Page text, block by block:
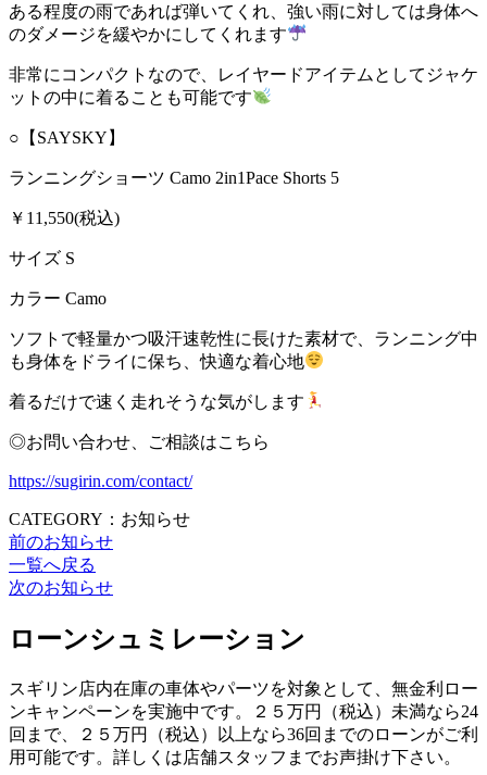
ある程度の雨であれば弾いてくれ、強い雨に対しては身体へ
のダメージを緩やかにしてくれます
非常にコンパクトなので、レイヤードアイテムとしてジャケ
ットの中に着ることも可能です
○【SAYSKY】
ランニングショーツ Camo 2in1Pace Shorts 5
￥11,550(税込)
サイズ S
カラー Camo
ソフトで軽量かつ吸汗速乾性に長けた素材で、ランニング中
も身体をドライに保ち、快適な着心地
着るだけで速く走れそうな気がします
◎お問い合わせ、ご相談はこちら
https://sugirin.com/contact/
CATEGORY：お知らせ
前のお知らせ
一覧へ戻る
次のお知らせ
ローンシュミレーション
スギリン店内在庫の車体やパーツを対象として、無金利ロー
ンキャンペーンを実施中です。２５万円（税込）未満なら24
回まで、２５万円（税込）以上なら36回までのローンがご利
用可能です。詳しくは店舗スタッフまでお声掛け下さい。